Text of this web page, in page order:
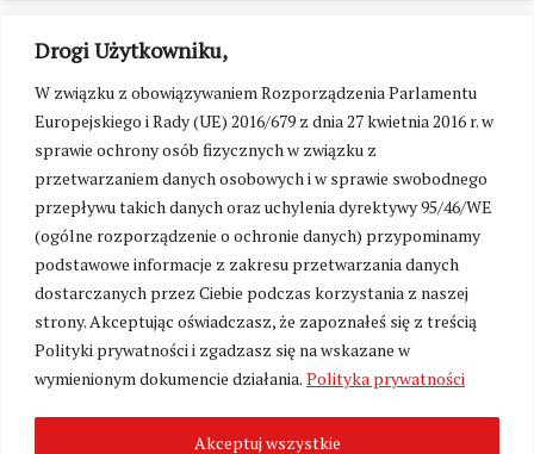
Drogi Użytkowniku,
W związku z obowiązywaniem Rozporządzenia Parlamentu
Europejskiego i Rady (UE) 2016/679 z dnia 27 kwietnia 2016 r. w
sprawie ochrony osób fizycznych w związku z
przetwarzaniem danych osobowych i w sprawie swobodnego
przepływu takich danych oraz uchylenia dyrektywy 95/46/WE
(ogólne rozporządzenie o ochronie danych) przypominamy
podstawowe informacje z zakresu przetwarzania danych
dostarczanych przez Ciebie podczas korzystania z naszej
strony. Akceptując oświadczasz, że zapoznałeś się z treścią
Polityki prywatności i zgadzasz się na wskazane w
wymienionym dokumencie działania. Polityka prywatności
Akceptuj wszystkie
Zmień ustawienia cookies